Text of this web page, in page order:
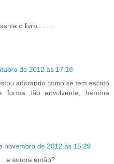
o livro.........
de 2012 às 17:18
adorando como se tem escrito
forma tão envolvente, heroína
novembro de 2012 às 15:29
autora então?